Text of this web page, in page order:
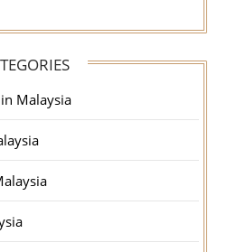
Malaysia